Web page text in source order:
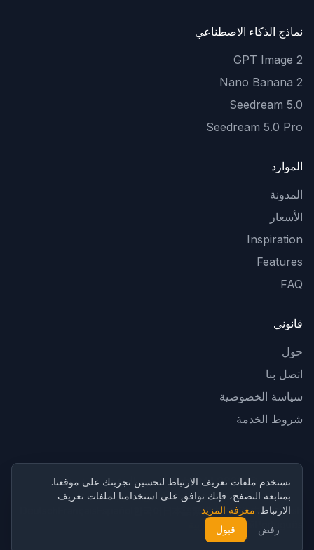
نماذج الذكاء الاصطناعي
GPT Image 2
Nano Banana 2
Seedream 5.0
Seedream 5.0 Pro
الموارد
المدونة
الأسعار
Inspiration
Features
FAQ
قانوني
حول
اتصل بنا
سياسة الخصوصية
شروط الخدمة
© 2026 CubistAI. جميع الحقوق محفوظة.
support@cubistai.app
English
简体中文
繁體中文
Português
Русский العربية
نستخدم ملفات تعريف الارتباط لتحسين تجربتك على موقعنا.
بمتابعة التصفح، فإنك توافق على استخدامنا لملفات تعريف
الارتباط. معرفة المزيد
رفض
قبول